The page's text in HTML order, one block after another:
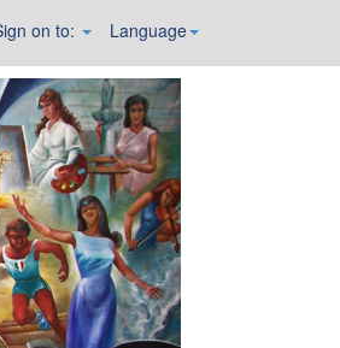
Language
on to: